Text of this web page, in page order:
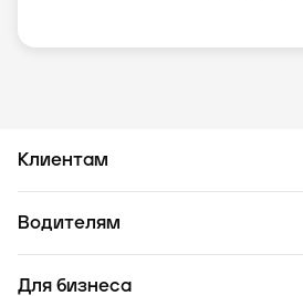
Клиентам
Водителям
Для бизнеса